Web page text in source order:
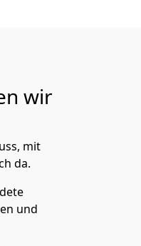
wir
mit
da.
und